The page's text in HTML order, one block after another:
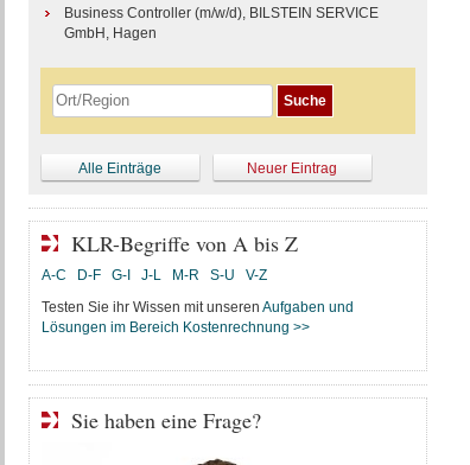
Business Controller (m/w/d), BILSTEIN SERVICE
GmbH, Hagen
Alle Einträge Neuer Eintrag
KLR-Begriffe von A bis Z
A-C D-F G-I J-L M-R S-U
V-Z
Testen Sie ihr Wissen mit unseren Aufgaben und
Lösungen im Bereich Kostenrechnung >>
Sie haben eine Frage?